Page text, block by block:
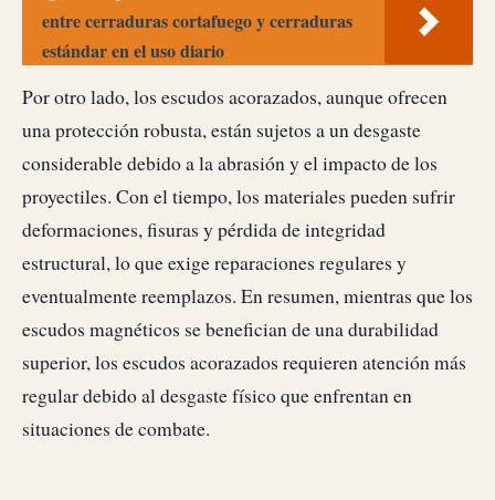
entre cerraduras cortafuego y cerraduras
estándar en el uso diario
Por otro lado, los escudos acorazados, aunque ofrecen
una protección robusta, están sujetos a un desgaste
considerable debido a la abrasión y el impacto de los
proyectiles. Con el tiempo, los materiales pueden sufrir
deformaciones, fisuras y pérdida de integridad
estructural, lo que exige reparaciones regulares y
eventualmente reemplazos. En resumen, mientras que los
escudos magnéticos se benefician de una durabilidad
superior, los escudos acorazados requieren atención más
regular debido al desgaste físico que enfrentan en
situaciones de combate.